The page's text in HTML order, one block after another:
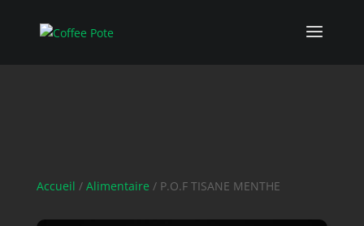
Accueil / Alimentaire / P.O.F TISANE MENTHE